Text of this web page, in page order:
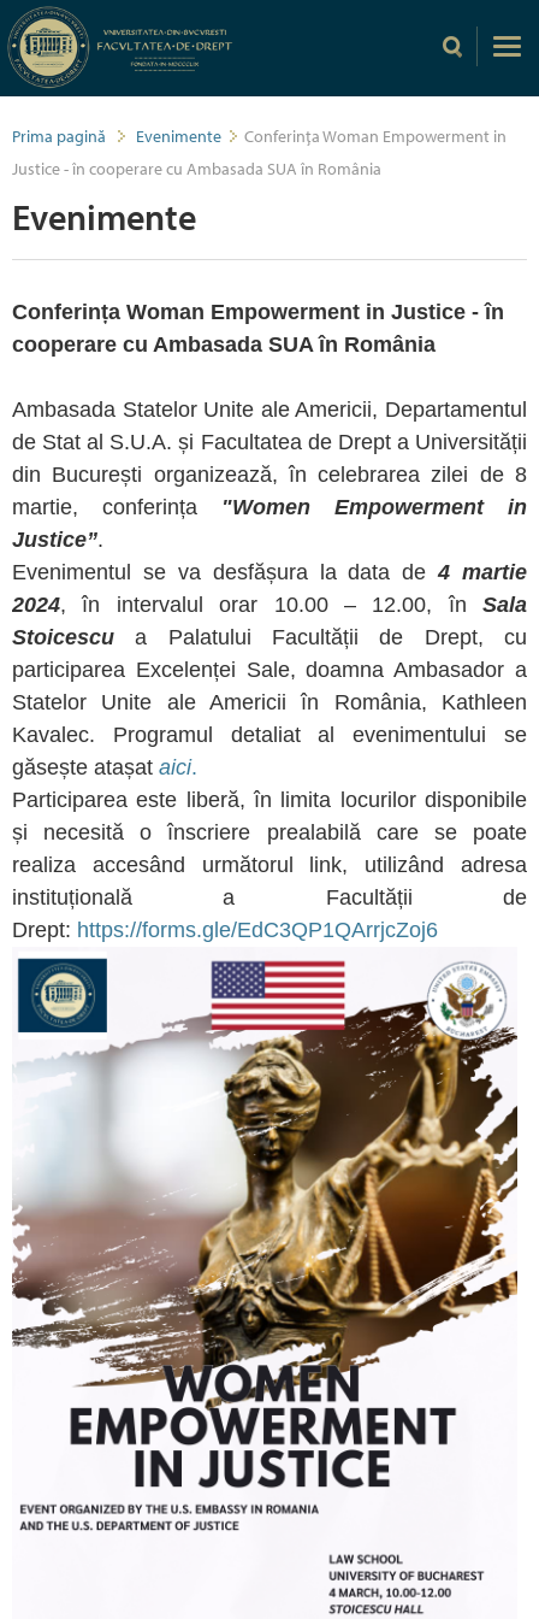
Prima pagină Evenimente
Conferința Woman Empowerment in
Justice - în cooperare cu Ambasada SUA în România
Evenimente
Conferința Woman Empowerment in Justice - în
cooperare cu Ambasada SUA în România
Ambasada Statelor Unite ale Americii, Departamentul
de Stat al S.U.A. și Facultatea de Drept a Universității
din București organizează, în celebrarea zilei de 8
martie, conferința "Women Empowerment in
Justice”.
Evenimentul se va desfășura la data de4 martie
2024, în intervalul orar 10.00 – 12.00, în Sala
Stoicescua Palatului Facultății de Drept, cu
participarea Excelenței Sale, doamna Ambasador a
Statelor Unite ale Americii în România, Kathleen
Kavalec. Programul detaliat al evenimentului se
găsește atașat aici.
Participarea este liberă, în limita locurilor disponibile
și necesită o înscriere prealabilă care se poate
realiza accesând următorul link, utilizând adresa
instituțională a Facultății de
Drept: https://forms.gle/EdC3QP1QArrjcZoj6